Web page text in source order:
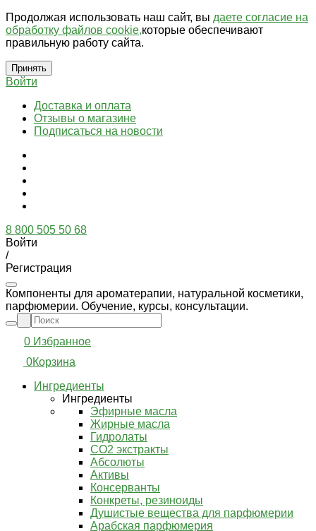
Продолжая использовать наш сайт, вы даете согласие на
обработку файлов cookie,которые обеспечивают
правильную работу сайта.
Принять
Войти
Доставка и оплата
Отзывы о магазине
Подписаться на новости
8 800 505 50 68
Войти
/
Регистрация
Компоненты для ароматерапии, натуральной косметики,
парфюмерии. Обучение, курсы, консультации.
0 Избранное
0Корзина
Ингредиенты
Ингредиенты
Эфирные масла
Жирные масла
Гидролаты
СО2 экстракты
Абсолюты
Активы
Консерванты
Конкреты, резиноиды
Душистые вещества для парфюмерии
Арабская парфюмерия